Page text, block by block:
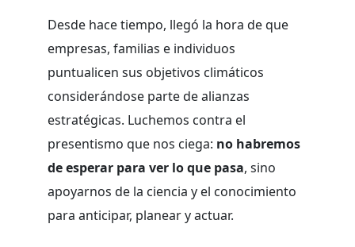
Desde hace tiempo, llegó la hora de que
empresas, familias e individuos
puntualicen sus objetivos climáticos
considerándose parte de alianzas
estratégicas. Luchemos contra el
presentismo que nos ciega: no habremos
de esperar para ver lo que pasa, sino
apoyarnos de la ciencia y el conocimiento
para anticipar, planear y actuar.